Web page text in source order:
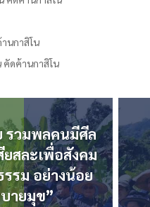
นกาสิโน
คัดค้านกาสิโน
รวมพลคนมีศีล
ยสละเพื่อสังคม
รม อย่างน้อย
ายมุข”